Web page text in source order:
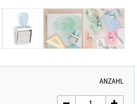
ANZAHL